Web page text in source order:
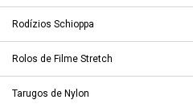
Rodízios Schioppa
Rolos de Filme Stretch
Tarugos de Nylon